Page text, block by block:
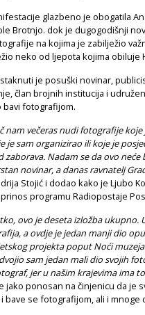
glazbeno je obogatila
Brotnjo. dok je dugogodišnji
na kojima je zabilježio
neko od ljepota kojima obiluje
je posuški novinar,
član brojnih institucija i
fotografijom.
nam večeras nudi fotografije
je sam organizirao ili koje je
zaborava. Nadam se da ovo
novinar, a danas ravnatelj
Stojić i dodao kako je Ljubo
programu Radiopostaje
ovo je deseta izložba ukupno.
a ovdje je jedan manji dio
projekta poput Noći
sam jedan mali dio svojih
jer u našim krajevima ima
jako ponosan na činjenicu da je
bave se fotografijom, ali i